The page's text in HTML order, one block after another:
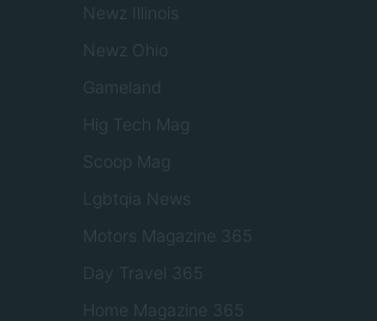
Newz Illinois
Newz Ohio
Gameland
Hig Tech Mag
Scoop Mag
Lgbtqia News
Motors Magazine 365
Day Travel 365
Home Magazine 365